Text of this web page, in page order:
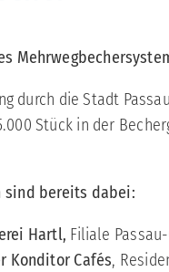
durch die Stadt
Stück in der
sind bereits dabei:
Hartl, Filiale Passau-
Konditor Cafés,